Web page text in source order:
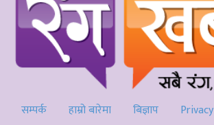
सम्पर्क हाम्रो बारेमा बिज्ञाप